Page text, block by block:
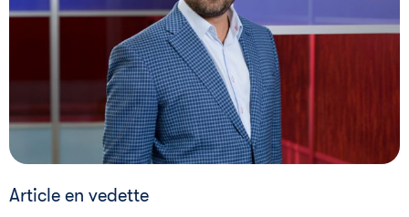
Article en vedette